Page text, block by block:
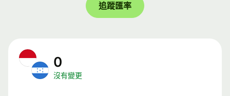
追蹤匯率
0
沒有變更